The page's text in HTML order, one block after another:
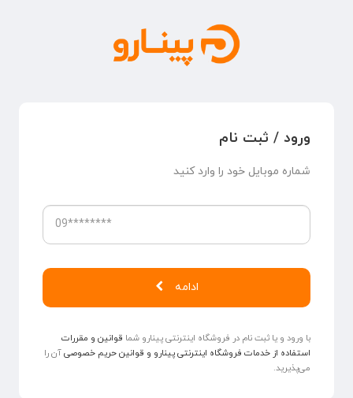
ورود / ثبت نام
شماره موبایل خود را وارد کنید
ادامه
با ورود و یا ثبت ‌‌نام در فروشگاه اینترنتی پینارو شما قوانین و مقررات
استفاده از خدمات فروشگاه اینترنتی پینارو و قوانین حریم خصوصیآن را
می‌پذیرید.